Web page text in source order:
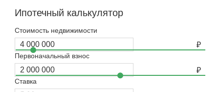
Ипотечный калькулятор
Стоимость недвижимости
Первоначальный взнос
Ставка